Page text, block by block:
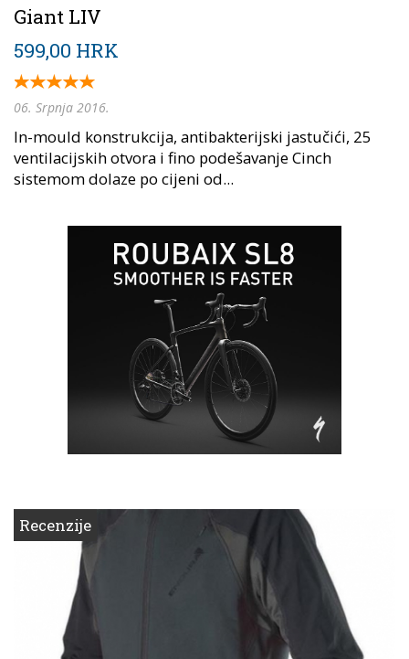
Giant LIV
599,00 HRK
06. Srpnja 2016.
In-mould konstrukcija, antibakterijski jastučići, 25
ventilacijskih otvora i fino podešavanje Cinch
sistemom dolaze po cijeni od...
Recenzije